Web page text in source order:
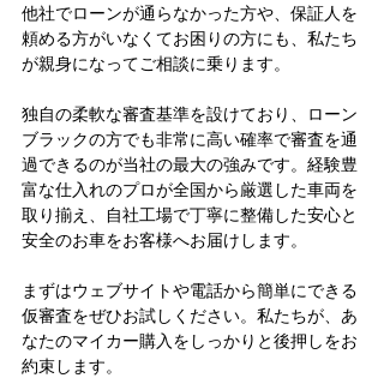
他社でローンが通らなかった方や、保証人を
頼める方がいなくてお困りの方にも、私たち
が親身になってご相談に乗ります。
独自の柔軟な審査基準を設けており、ローン
ブラックの方でも非常に高い確率で審査を通
過できるのが当社の最大の強みです。経験豊
富な仕入れのプロが全国から厳選した車両を
取り揃え、自社工場で丁寧に整備した安心と
安全のお車をお客様へお届けします。
まずはウェブサイトや電話から簡単にできる
仮審査をぜひお試しください。私たちが、あ
なたのマイカー購入をしっかりと後押しをお
約束します。